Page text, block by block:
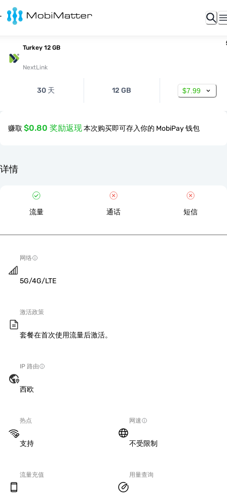
Turkey 12 GB
NextLink
30 天 12 GB $7.99
赚取 $0.80 奖励返现本次购买即可存入你的 MobiPay 钱包
详情
流量 通话 短信
网络
5G/4G/LTE
激活政策
套餐在首次使用流量后激活。
IP 路由
西欧
热点
支持
网速
不受限制
流量充值 用量查询